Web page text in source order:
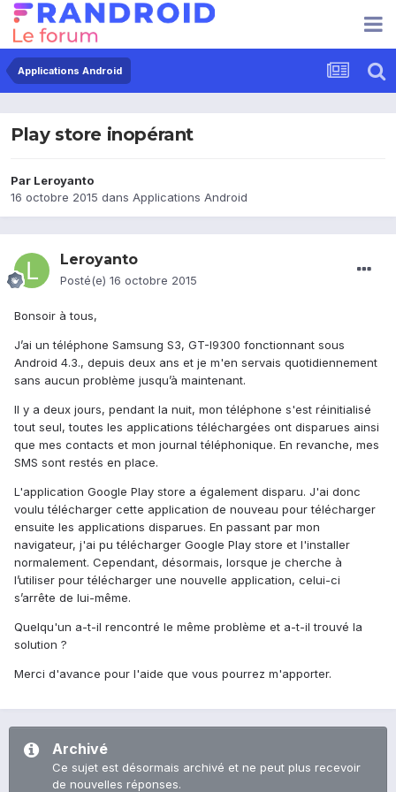
Applications Android
Play store inopérant
Par Leroyanto
16 octobre 2015 dans Applications Android
Leroyanto
Posté(e) 16 octobre 2015
Bonsoir à tous,
J’ai un téléphone Samsung S3, GT-I9300 fonctionnant sous
Android 4.3., depuis deux ans et je m'en servais quotidiennement
sans aucun problème jusqu’à maintenant.
Il y a deux jours, pendant la nuit, mon téléphone s'est réinitialisé
tout seul, toutes les applications téléchargées ont disparues ainsi
que mes contacts et mon journal téléphonique. En revanche, mes
SMS sont restés en place.
L'application Google Play store a également disparu. J'ai donc
voulu télécharger cette application de nouveau pour télécharger
ensuite les applications disparues. En passant par mon
navigateur, j'ai pu télécharger Google Play store et l'installer
normalement. Cependant, désormais, lorsque je cherche à
l’utiliser pour télécharger une nouvelle application, celui-ci
s’arrête de lui-même.
Quelqu'un a-t-il rencontré le même problème et a-t-il trouvé la
solution ?
Merci d'avance pour l'aide que vous pourrez m'apporter.
Archivé
Ce sujet est désormais archivé et ne peut plus recevoir
de nouvelles réponses.